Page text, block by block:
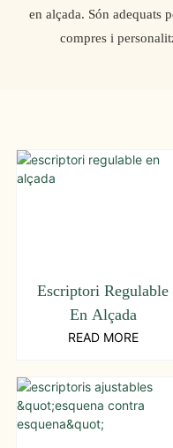
en alçada. Són adequats
compres i
Escriptori Regulable
En Alçada
READ MORE